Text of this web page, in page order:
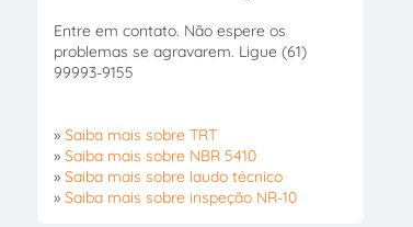
Entre em contato. Não espere os
problemas se agravarem. Ligue (61)
99993-9155
» Saiba mais sobre TRT
» Saiba mais sobre NBR 5410
» Saiba mais sobre laudo técnico
» Saiba mais sobre inspeção NR-10